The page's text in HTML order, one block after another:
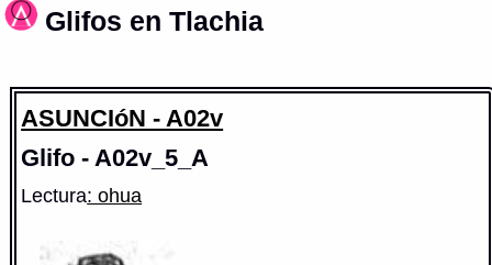
Glifos en Tlachia
ASUNCIóN - A02v
Glifo - A02v_5_A
Lectura: ohua